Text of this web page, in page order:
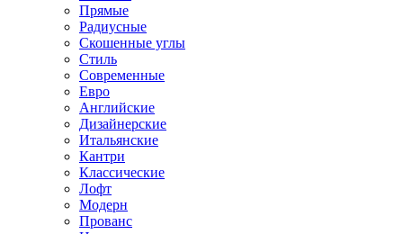
Прямые
Радиусные
Скошенные углы
Стиль
Современные
Евро
Английские
Дизайнерские
Итальянские
Кантри
Классические
Лофт
Модерн
Прованс